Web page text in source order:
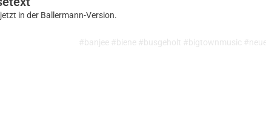
in der Ballermann-Version.
#banjee #biene #busgeholt #bigtownmusic